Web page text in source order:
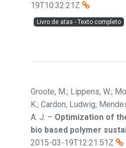
19T10:32:21Z
Livro de atas - Texto completo
Groote, M.; Lippens, W.;
K.; Cardon, Ludwig;
A. J. – Optimization of
bio based polymer
2015-03-19T12:21:51Z